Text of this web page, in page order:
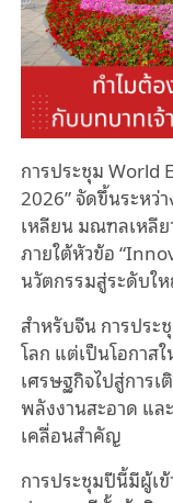
การประชุม World
2026” จัดขึ้นระหว่
เหลียน มณฑลเหลีย
ภายใต้หัวข้อ
นวัตกรรมสู่ระดับใ
สำหรับจีน การประ
โลก แต่เป็นโอกา
เศรษฐกิจไปสู่การ
พลังงานสะอาด แล
เคลื่อนสำคัญ
การประชุมปีนี้มีผู้เ